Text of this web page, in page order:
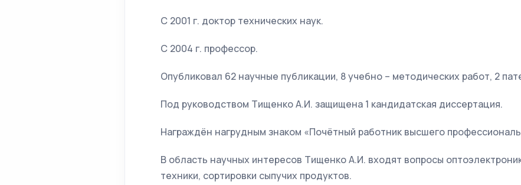
С 2001 г. доктор технических наук.
С 2004 г. профессор.
Опубликовал 62 научные публикации, 8 учебно – методических работ, 2
Под руководством Тищенко А.И. защищена 1 кандидатская диссертация.
Награждён нагрудным знаком «Почётный работник высшего
В область научных интересов Тищенко А.И. входят вопросы
техники, сортировки сыпучих продуктов.